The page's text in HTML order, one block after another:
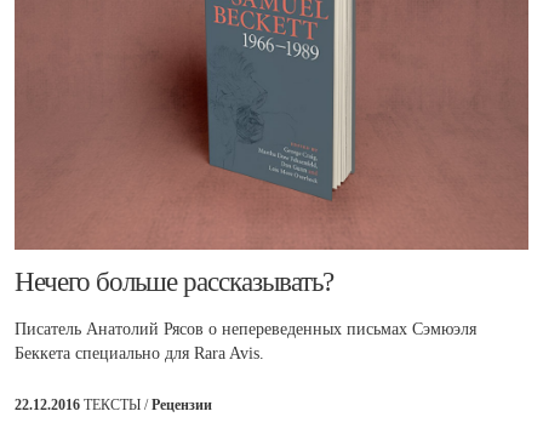
​Нечего больше рассказывать?
Писатель Анатолий Рясов о непереведенных письмах Сэмюэля
Беккета специально для Rara Avis.
22.12.2016 ТЕКСТЫ /Рецензии